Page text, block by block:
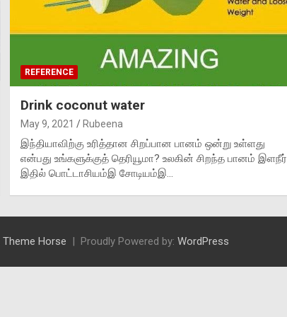
REFERENCE
Drink coconut water
May 9, 2021 Rubeena
இந்தியாவிற்கு உரித்தான சிறப்பான பானம் ஒன்று உள்ளது
என்பது உங்களுக்குத் தெரியூமா? உலகின் சிறந்த பானம் இளநீர்
இதில் பொட்டாசியம்இ சோடியம்இ…
Theme Horse Proudly Powered by: WordPress